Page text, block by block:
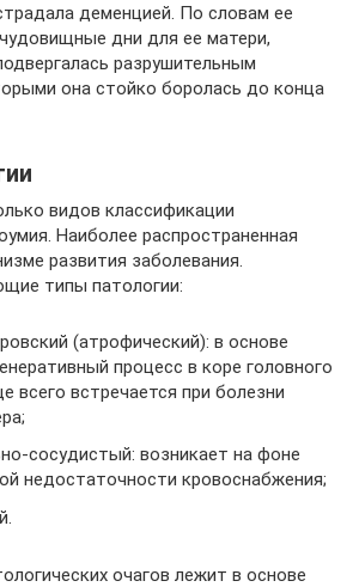
деменцией. По словам ее
дни для ее матери,
разрушительным
она стойко боролась до конца
видов классификации
Наиболее распространенная
развития заболевания.
типы патологии:
(атрофический): в основе
процесс в коре головного
всего встречается при болезни
сосудистый: возникает на фоне
недостаточности кровоснабжения;
очагов лежит в основе